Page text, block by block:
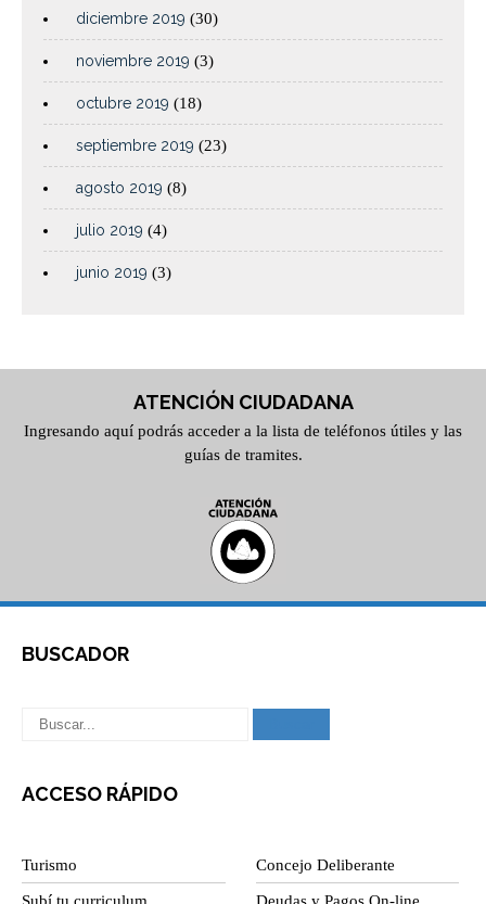
diciembre 2019 (30)
noviembre 2019 (3)
octubre 2019 (18)
septiembre 2019 (23)
agosto 2019 (8)
julio 2019 (4)
junio 2019 (3)
ATENCIÓN CIUDADANA
Ingresando aquí podrás acceder a la lista de teléfonos útiles y las
guías de tramites.
BUSCADOR
ACCESO RÁPIDO
Turismo Concejo Deliberante